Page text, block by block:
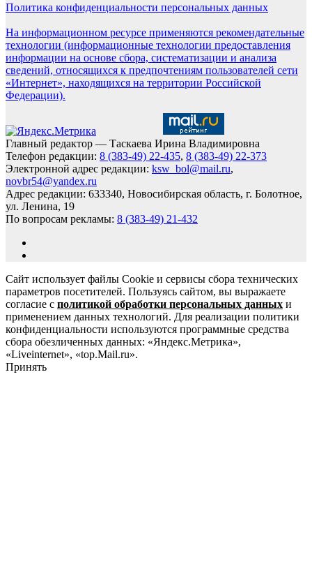
Политика конфиденциальности персональных данных
На информационном ресурсе применяются рекомендательные
технологии (информационные технологии предоставления
информации на основе сбора, систематизации и анализа
сведений, относящихся к предпочтениям пользователей сети
«Интернет», находящихся на территории Российской
Федерации).
Главный редактор — Таскаева Ирина Владимировна
Телефон редакции: 8 (383-49) 22-435, 8 (383-49) 22-373
Электронной адрес редакции: ksw_bol@mail.ru,
novbr54@yandex.ru
Адрес редакции: 633340, Новосибирская область, г. Болотное,
ул. Ленина, 19
По вопросам рекламы: 8 (383-49) 21-432
Сайт использует файлы Cookie и сервисы сбора технических
параметров посетителей. Пользуясь сайтом, вы выражаете
согласие с политикой обработки персональных данных и
применением данных технологий. Для реализации политики
конфиденциальности используются программные средства
сбора обезличенных данных: «Яндекс.Метрика»,
«Liveinternet», «top.Mail.ru».
Принять